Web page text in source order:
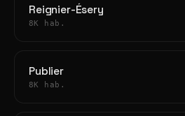
Reignier-Ésery
8K hab.
Publier
8K hab.